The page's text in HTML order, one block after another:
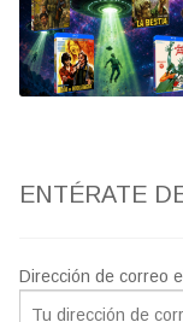
fantaterror
Jesús Franco
ENTÉRATE
Dirección de correo